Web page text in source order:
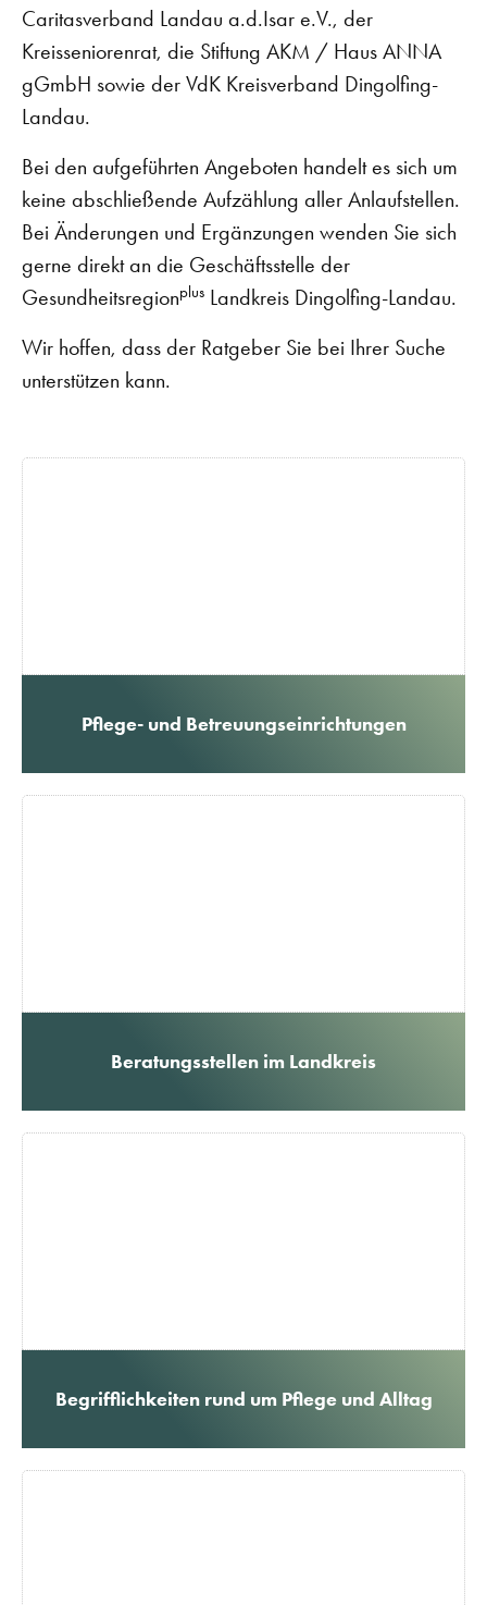
Caritasverband Landau a.d.Isar e.V., der
Kreisseniorenrat, die Stiftung AKM / Haus ANNA
gGmbH sowie der VdK Kreisverband Dingolfing-
Landau.
Bei den aufgeführten Angeboten handelt es sich um
keine abschließende Aufzählung aller Anlaufstellen.
Bei Änderungen und Ergänzungen wenden Sie sich
gerne direkt an die Geschäftsstelle der
Gesundheitsregionplus Landkreis Dingolfing-Landau.
Wir hoffen, dass der Ratgeber Sie bei Ihrer Suche
unterstützen kann.
Pflege- und Betreuungseinrichtungen
Beratungsstellen im Landkreis
Begrifflichkeiten rund um Pflege und Alltag